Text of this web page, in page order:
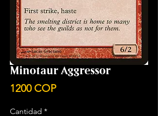
Minotaur Aggressor
1200 COPPrecio
Cantidad *